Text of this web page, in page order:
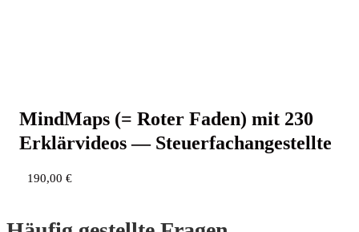
Mind­Maps (= Roter Faden) mit 230
Erklär­vi­de­os — Steuerfachangestellte
190,00 €